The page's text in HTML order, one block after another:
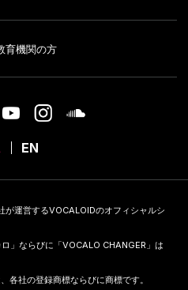
育機関の方
EN
運営するVOCALOIDのオフィシャルシ
」ならびに「VOCALO CHANGER」は
各社の登録商標ならびに商標です。